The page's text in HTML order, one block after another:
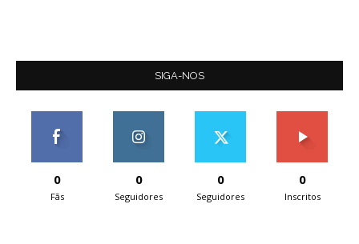
SIGA-NOS
0
Fãs
0
Seguidores
0
Seguidores
0
Inscritos